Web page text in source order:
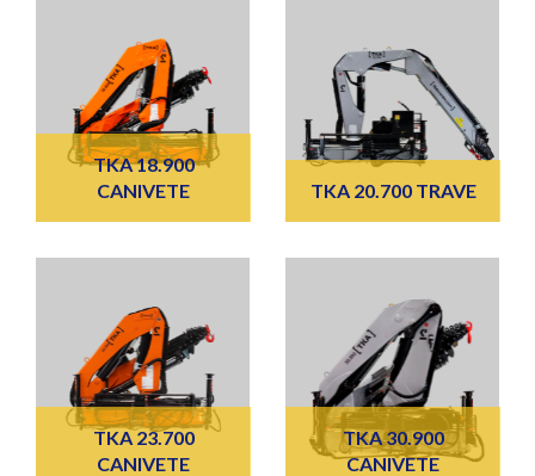
TKA 18.900
CANIVETE
TKA 20.700 TRAVE
TKA 23.700
CANIVETE
TKA 30.900
CANIVETE